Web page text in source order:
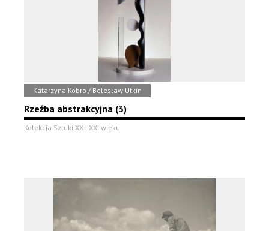
Katarzyna Kobro / Bolesław Utkin
Rzeźba abstrakcyjna (3)
Kolekcja Sztuki XX i XXI wieku